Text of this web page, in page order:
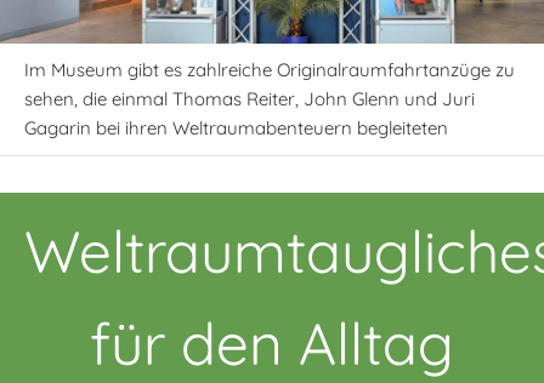
Im Museum gibt es zahlreiche Originalraumfahrtanzüge zu
sehen, die einmal Thomas Reiter, John Glenn und Juri
Gagarin bei ihren Weltraumabenteuern begleiteten
für den Alltag